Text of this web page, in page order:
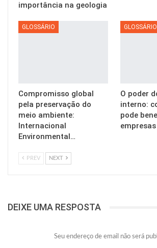
importância na geologia
GLOSSÁRIO
Compromisso global
pela preservação do
meio ambiente:
Internacional
Environmental…
GLOSSÁRIO
O poder
interno:
pode
PREV NEXT
DEIXE UMA RESPOSTA
Seu endereço de email não será